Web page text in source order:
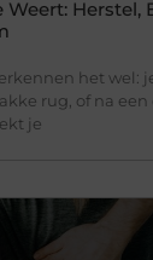
Weert: Herstel,
het wel:
rug, of na
je